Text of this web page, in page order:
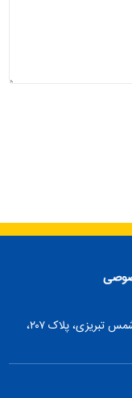
تهران، ضلع شمالی بلوار میرداماد، بین نفت و شمس تبریزی، پلاک ۲۰۷،